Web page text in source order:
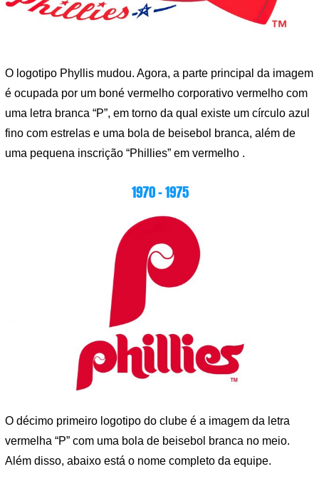
O logotipo Phyllis mudou. Agora, a parte principal da imagem
é ocupada por um boné vermelho corporativo vermelho com
uma letra branca “P”, em torno da qual existe um círculo azul
fino com estrelas e uma bola de beisebol branca, além de
uma pequena inscrição “Phillies” em vermelho .
1970 – 1975
O décimo primeiro logotipo do clube é a imagem da letra
vermelha “P” com uma bola de beisebol branca no meio.
Além disso, abaixo está o nome completo da equipe.